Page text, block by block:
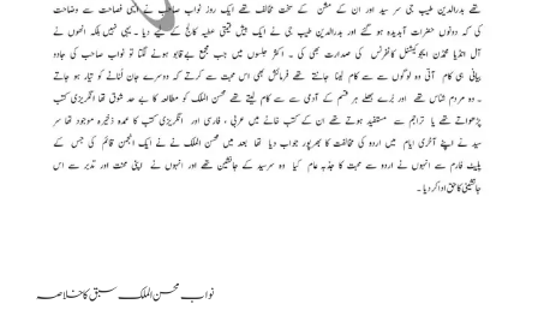
نواب محسن الملک سبق کا خلاصہ